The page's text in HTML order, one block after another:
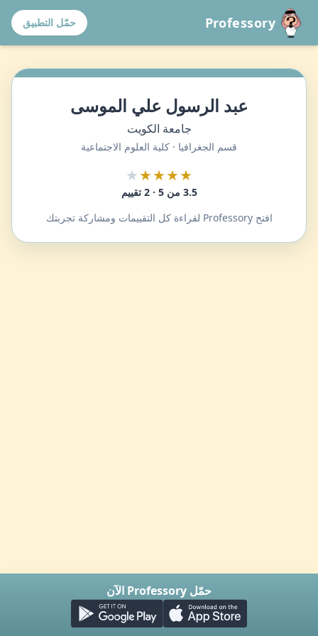
Professory حمّل التطبيق
عبد الرسول علي الموسى
جامعة الكويت
قسم الجغرافيا · كلية العلوم الاجتماعية
★★★★
★
3.5 من 5 · 2 تقييم
افتح Professory لقراءة كل التقييمات ومشاركة تجربتك
حمّل Professory الآن